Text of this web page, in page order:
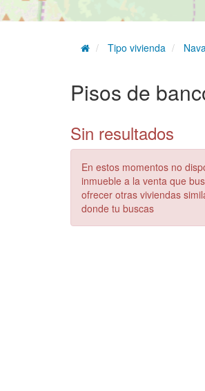
Tipo vivienda
Pisos de
Sin resultados
En estos momentos no
inmueble a la venta que
ofrecer otras viviendas
donde tu buscas